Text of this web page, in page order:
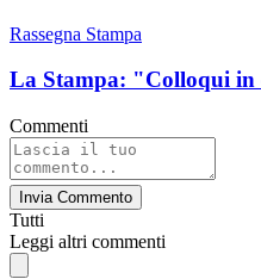
Rassegna Stampa
La Stampa: "Colloqui in
Commenti
Invia Commento
Tutti
Leggi altri commenti